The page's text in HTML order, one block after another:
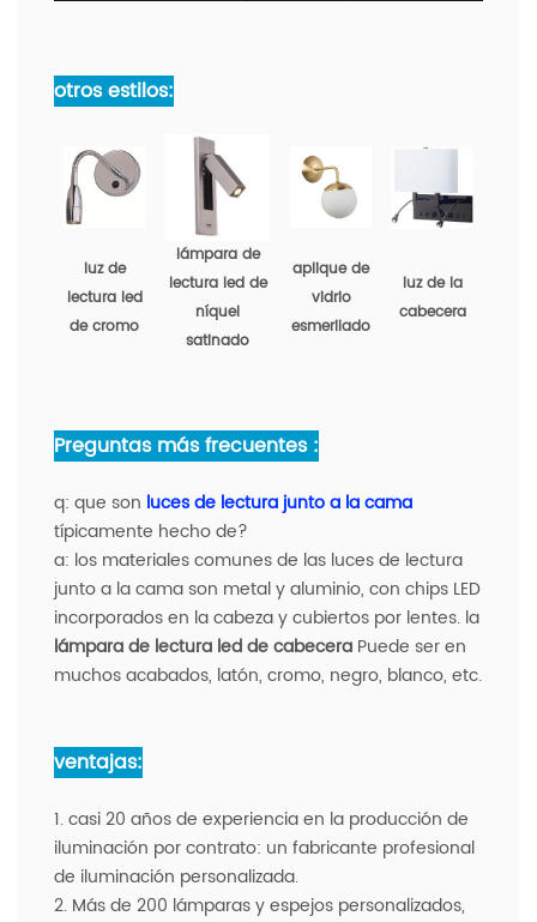
otros estilos:
luz de
lectura led
de cromo
lámpara de
lectura led de
níquel
satinado
aplique de
vidrio
esmerilado
luz de la
cabecera
Preguntas más frecuentes :
q: que son luces de lectura junto a la cama
típicamente hecho de?
a: los materiales comunes de las luces de lectura
junto a la cama son metal y aluminio, con chips LED
incorporados en la cabeza y cubiertos por lentes. la
lámpara de lectura led de cabecera Puede ser en
muchos acabados, latón, cromo, negro, blanco, etc.
ventajas:
1. casi 20 años de experiencia en la producción de
iluminación por contrato: un fabricante profesional
de iluminación personalizada.
2. Más de 200 lámparas y espejos personalizados,